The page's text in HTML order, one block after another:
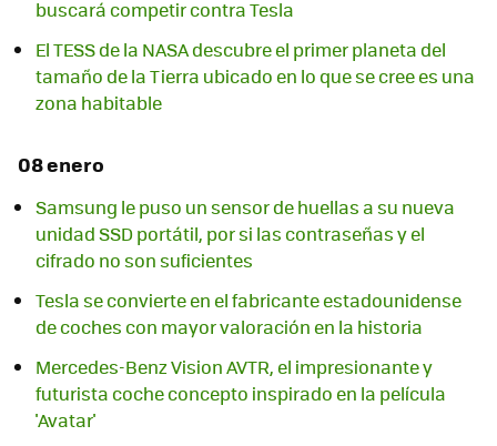
buscará competir contra Tesla
El TESS de la NASA descubre el primer planeta del
tamaño de la Tierra ubicado en lo que se cree es una
zona habitable
08 enero
Samsung le puso un sensor de huellas a su nueva
unidad SSD portátil, por si las contraseñas y el
cifrado no son suficientes
Tesla se convierte en el fabricante estadounidense
de coches con mayor valoración en la historia
Mercedes-Benz Vision AVTR, el impresionante y
futurista coche concepto inspirado en la película
'Avatar'